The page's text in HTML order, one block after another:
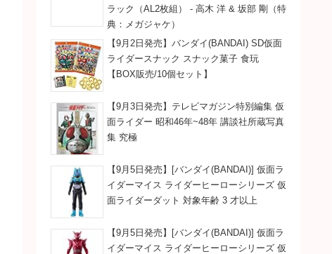
ラック（AL2枚組） - 高木 洋 & 坂部 剛（特
典：メガジャケ）
【9月2日発売】バンダイ(BANDAI) SD仮面
ライダースナック スナック菓子 食玩
【BOX販売/10個セット】
【9月3日発売】テレビマガジン特別編集 仮
面ライダー 昭和46年~48年 講談社所蔵写真
集 究極
【9月5日発売】[バンダイ(BANDAI)] 仮面ラ
イダーマイス ライダーヒーローシリーズ 仮
面ライダーダット 対象年齢 3 才以上
【9月5日発売】[バンダイ(BANDAI)] 仮面ラ
イダーマイス ライダーヒーローシリーズ 仮